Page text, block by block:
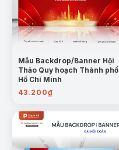
Mẫu Backdrop/Banner Hội
Thảo Quy hoạch Thành phố
Hồ Chí Minh
43.200₫